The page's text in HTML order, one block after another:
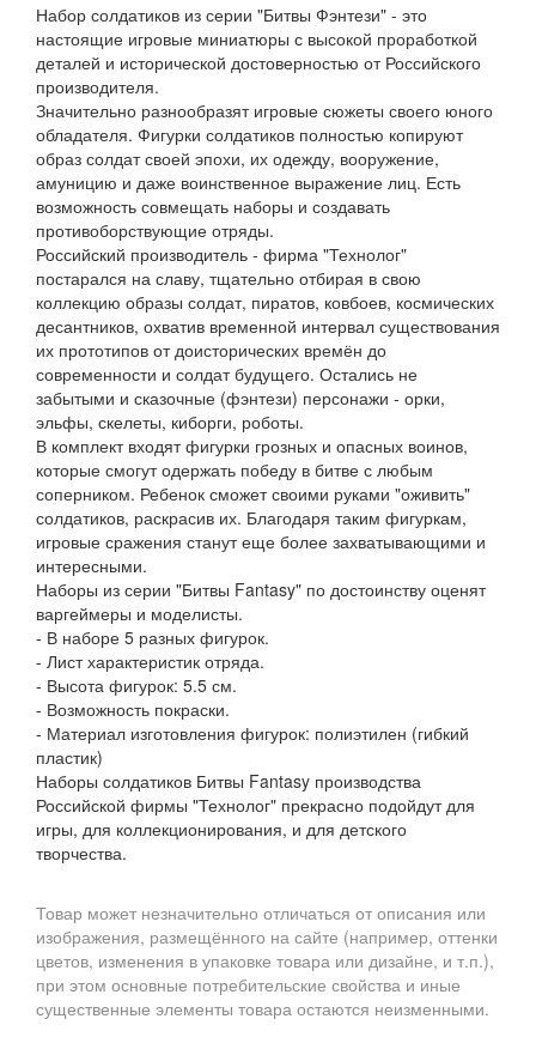
Набор солдатиков из серии "Битвы Фэнтези" - это
настоящие игровые миниатюры с высокой проработкой
деталей и исторической достоверностью от Российского
производителя.
Значительно разнообразят игровые сюжеты своего юного
обладателя. Фигурки солдатиков полностью копируют
образ солдат своей эпохи, их одежду, вооружение,
амуницию и даже воинственное выражение лиц. Есть
возможность совмещать наборы и создавать
противоборствующие отряды.
Российский производитель - фирма "Технолог"
постарался на славу, тщательно отбирая в свою
коллекцию образы солдат, пиратов, ковбоев, космических
десантников, охватив временной интервал существования
их прототипов от доисторических времён до
современности и солдат будущего. Остались не
забытыми и сказочные (фэнтези) персонажи - орки,
эльфы, скелеты, киборги, роботы.
В комплект входят фигурки грозных и опасных воинов,
которые смогут одержать победу в битве с любым
соперником. Ребенок сможет своими руками "оживить"
солдатиков, раскрасив их. Благодаря таким фигуркам,
игровые сражения станут еще более захватывающими и
интересными.
Наборы из серии "Битвы Fantasy" по достоинству оценят
варгеймеры и моделисты.
- В наборе 5 разных фигурок.
- Лист характеристик отряда.
- Высота фигурок: 5.5 см.
- Возможность покраски.
- Материал изготовления фигурок: полиэтилен (гибкий
пластик)
Наборы солдатиков Битвы Fantasy производства
Российской фирмы "Технолог" прекрасно подойдут для
игры, для коллекционирования, и для детского
творчества.
Товар может незначительно отличаться от описания или
изображения, размещённого на сайте (например, оттенки
цветов, изменения в упаковке товара или дизайне, и т.п.),
при этом основные потребительские свойства и иные
существенные элементы товара остаются неизменными.